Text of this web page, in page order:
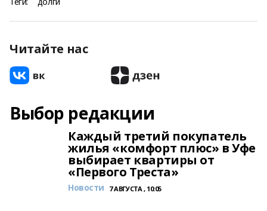
Читайте нас
Выбор редакции
Каждый третий покупатель
жилья «комфорт плюс» в Уфе
выбирает квартиры от
«Первого Треста»
Новости 7 АВГУСТА , 10:05